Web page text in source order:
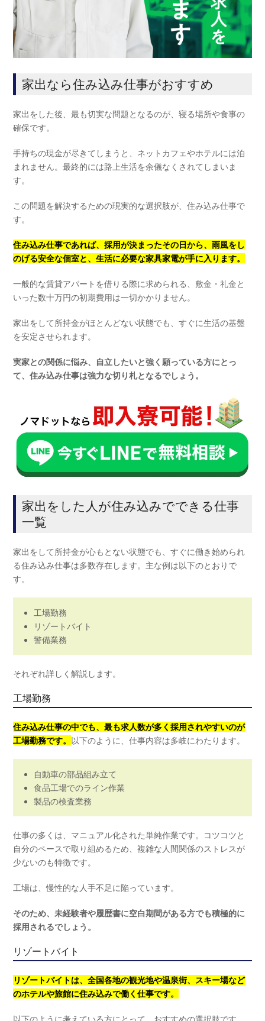
家出なら住み込み仕事がおすすめ
家出をした後、最も切実な問題となるのが、寝る場所や食事の
確保です。
手持ちの現金が尽きてしまうと、ネットカフェやホテルには泊
まれません。最終的には路上生活を余儀なくされてしまいま
す。
この問題を解決するための現実的な選択肢が、住み込み仕事で
す。
住み込み仕事であれば、採用が決まったその日から、雨風をし
のげる安全な個室と、生活に必要な家具家電が手に入ります。
一般的な賃貸アパートを借りる際に求められる、敷金・礼金と
いった数十万円の初期費用は一切かかりません。
家出をして所持金がほとんどない状態でも、すぐに生活の基盤
を安定させられます。
実家との関係に悩み、自立したいと強く願っている方にとっ
て、住み込み仕事は強力な切り札となるでしょう。
家出をした人が住み込みでできる仕事
一覧
家出をして所持金が心もとない状態でも、すぐに働き始められ
る住み込み仕事は多数存在します。主な例は以下のとおりで
す。
工場勤務
リゾートバイト
警備業務
それぞれ詳しく解説します。
工場勤務
住み込み仕事の中でも、最も求人数が多く採用されやすいのが
工場勤務です。 以下のように、仕事内容は多岐にわたります。
自動車の部品組み立て
食品工場でのライン作業
製品の検査業務
仕事の多くは、マニュアル化された単純作業です。コツコツと
自分のペースで取り組めるため、複雑な人間関係のストレスが
少ないのも特徴です。
工場は、慢性的な人手不足に陥っています。
そのため、未経験者や履歴書に空白期間がある方でも積極的に
採用されるでしょう。
リゾートバイト
リゾートバイトは、全国各地の観光地や温泉街、スキー場など
のホテルや旅館に住み込みで働く仕事です。
以下のように考えている方にとって、おすすめの選択肢です。